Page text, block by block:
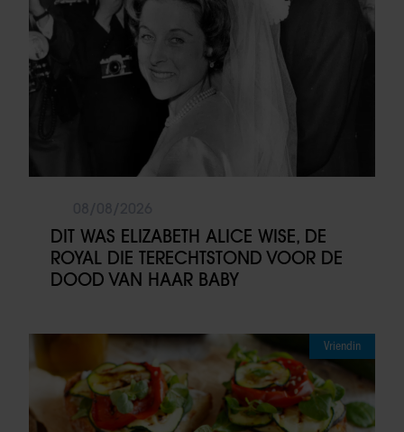
DIT WAS ELIZABETH ALICE WISE, DE
ROYAL DIE TERECHTSTOND VOOR DE
DOOD VAN HAAR BABY
Vriendin